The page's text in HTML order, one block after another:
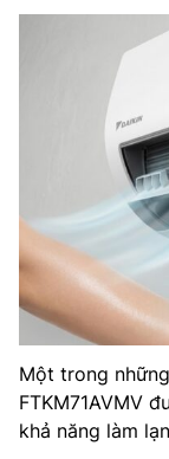
Một trong
FTKM71AVMV
khả năng làm